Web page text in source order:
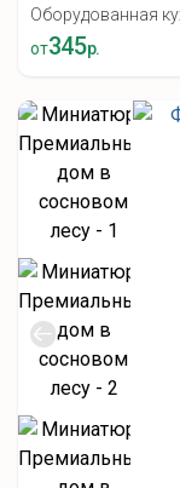
Оборудованная
от345р.